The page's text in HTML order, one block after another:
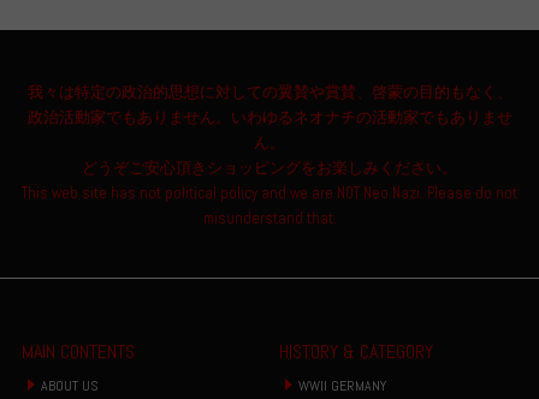
我々は特定の政治的思想に対しての翼賛や賞賛、啓蒙の目的もなく、
政治活動家でもありません。いわゆるネオナチの活動家でもありませ
ん。
どうぞご安心頂きショッピングをお楽しみください。
This web site has not political policy and we are NOT Neo Nazi. Please do not
misunderstand that.
MAIN CONTENTS
ABOUT US
HISTORY & CATEGORY
WWII GERMANY